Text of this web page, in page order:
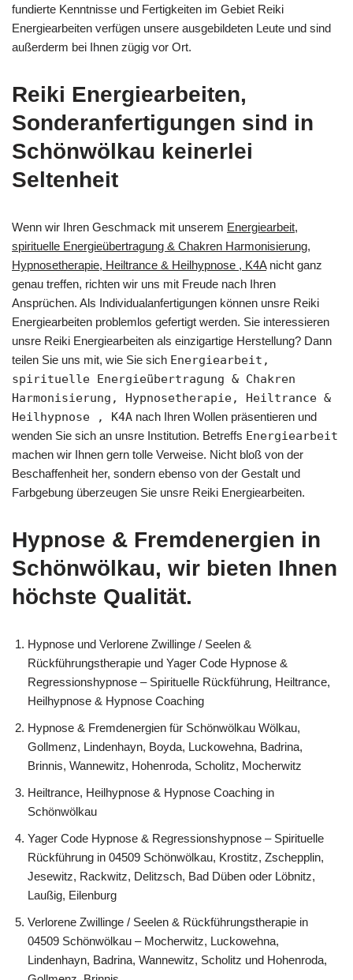
fundierte Kenntnisse und Fertigkeiten im Gebiet Reiki
Energiearbeiten verfügen unsere ausgebildeten Leute und sind
außerderm bei Ihnen zügig vor Ort.
Reiki Energiearbeiten,
Sonderanfertigungen sind in
Schönwölkau keinerlei
Seltenheit
Wenn wir Ihren Geschmack mit unserem Energiearbeit,
spirituelle Energieübertragung & Chakren Harmonisierung,
Hypnosetherapie, Heiltrance & Heilhypnose , K4Anicht ganz
genau treffen, richten wir uns mit Freude nach Ihren
Ansprüchen. Als Individualanfertigungen können unsre Reiki
Energiearbeiten problemlos gefertigt werden. Sie interessieren
unsre Reiki Energiearbeiten als einzigartige Herstellung? Dann
teilen Sie uns mit, wie Sie sich Energiearbeit,
spirituelle Energieübertragung & Chakren
Harmonisierung, Hypnosetherapie, Heiltrance &
Heilhypnose , K4A nach Ihren Wollen präsentieren und
wenden Sie sich an unsre Institution. Betreffs Energiearbeit
machen wir Ihnen gern tolle Verweise. Nicht bloß von der
Beschaffenheit her, sondern ebenso von der Gestalt und
Farbgebung überzeugen Sie unsre Reiki Energiearbeiten.
Hypnose & Fremdenergien in
Schönwölkau, wir bieten Ihnen
höchste Qualität.
Hypnose und Verlorene Zwillinge / Seelen &
Rückführungstherapie und Yager Code Hypnose &
Regressionshypnose – Spirituelle Rückführung, Heiltrance,
Heilhypnose & Hypnose Coaching
Hypnose & Fremdenergien für Schönwölkau Wölkau,
Gollmenz, Lindenhayn, Boyda, Luckowehna, Badrina,
Brinnis, Wannewitz, Hohenroda, Scholitz, Mocherwitz
Heiltrance, Heilhypnose & Hypnose Coaching in
Schönwölkau
Yager Code Hypnose & Regressionshypnose – Spirituelle
Rückführung in 04509 Schönwölkau, Krostitz, Zschepplin,
Jesewitz, Rackwitz, Delitzsch, Bad Düben oder Löbnitz,
Laußig, Eilenburg
Verlorene Zwillinge / Seelen & Rückführungstherapie in
04509 Schönwölkau – Mocherwitz, Luckowehna,
Lindenhayn, Badrina, Wannewitz, Scholitz und Hohenroda,